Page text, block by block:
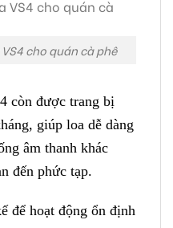
cho quán cà phê
còn được trang bị
giúp loa dễ dàng
âm thanh khác
đến phức tạp.
để hoạt động ổn định